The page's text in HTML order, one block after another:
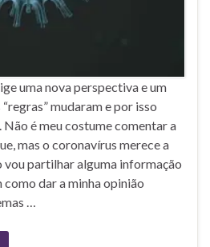
uma nova perspectiva e um
mudaram e por isso
é meu costume comentar a
mas o coronavírus merece a
partilhar alguma informação
dar a minha opinião
…